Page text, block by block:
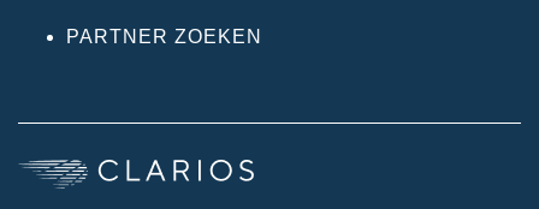
PARTNER ZOEKEN